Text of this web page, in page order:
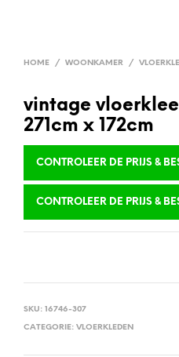
HOME / WOONKAMER /
vintage
271cm x 172cm
CONTROLEER DE PRIJS &
CONTROLEER DE PRIJS &
SKU: 16746-307
CATEGORIE: VLOERKLEDEN